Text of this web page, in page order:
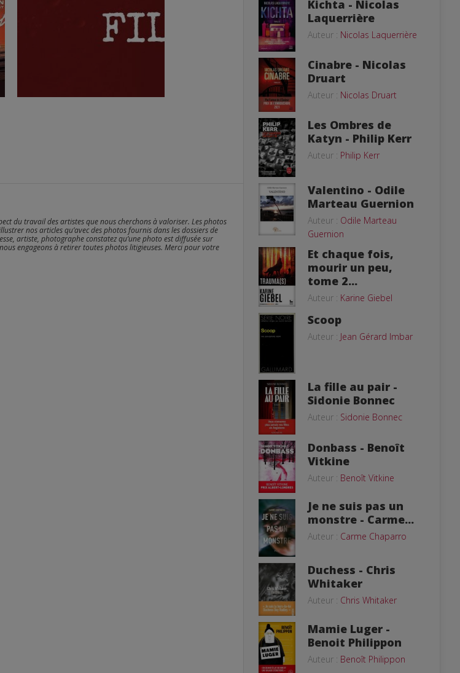
du travail des artistes que nous cherchons à valoriser. Les photos
nos articles qu’avec des photos fournis dans les dossiers de
artiste, photographe constatez qu’une photo est diffusée sur
engageons à retirer toutes photos litigieuses. Merci pour votre
Kichta - Nicolas
Laquerrière
Auteur : Nicolas Laquerrière
Cinabre - Nicolas
Druart
Auteur : Nicolas Druart
Les Ombres de
Katyn - Philip Kerr
Auteur : Philip Kerr
Valentino - Odile
Marteau Guernion
Auteur : Odile Marteau
Guernion
Et chaque fois,
mourir un peu,
tome 2...
Auteur : Karine Giebel
Scoop
Auteur : Jean Gérard Imbar
La fille au pair -
Sidonie Bonnec
Auteur : Sidonie Bonnec
Donbass - Benoît
Vitkine
Auteur : Benoît Vitkine
Je ne suis pas un
monstre - Carme...
Auteur : Carme Chaparro
Duchess - Chris
Whitaker
Auteur : Chris Whitaker
Mamie Luger -
Benoit Philippon
Auteur : Benoît Philippon